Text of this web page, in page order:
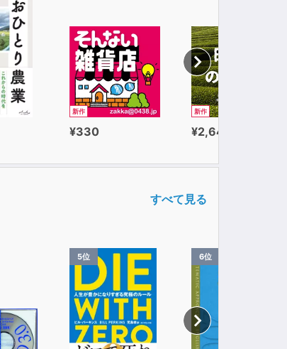
新作
¥330
新作
¥2,640
すべて見る
5位 6位